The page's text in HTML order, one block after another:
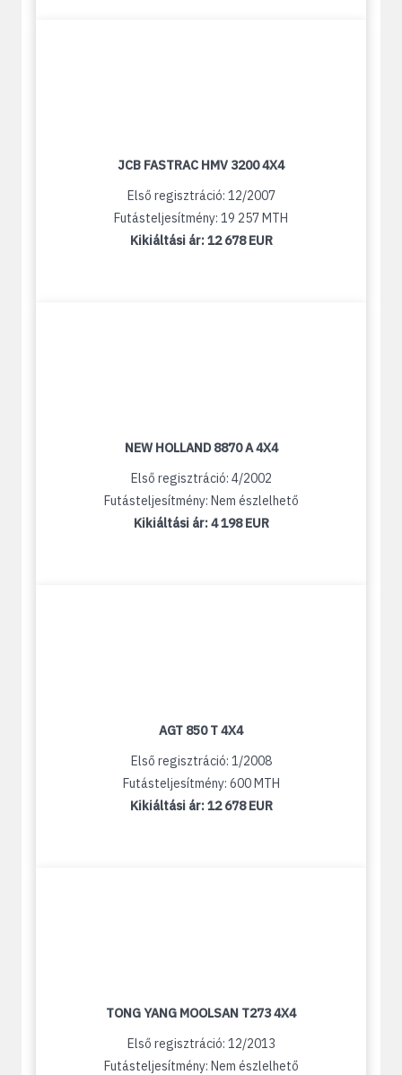
JCB FASTRAC HMV 3200 4X4
Első regisztráció: 12/2007
Futásteljesítmény: 19 257 MTH
Kikiáltási ár:12 678 EUR
NEW HOLLAND 8870 A 4X4
Első regisztráció: 4/2002
Futásteljesítmény: Nem észlelhető
Kikiáltási ár:4 198 EUR
AGT 850 T 4X4
Első regisztráció: 1/2008
Futásteljesítmény: 600 MTH
Kikiáltási ár:12 678 EUR
TONG YANG MOOLSAN T273 4X4
Első regisztráció: 12/2013
Futásteljesítmény: Nem észlelhető